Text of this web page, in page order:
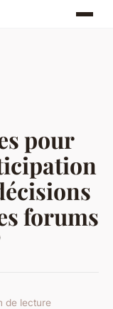
pour
forums
de lecture